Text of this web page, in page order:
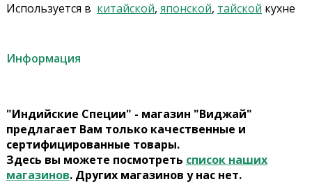
Используется в китайской, японской, тайской кухне
Информация
"Индийские Специи" - магазин "Виджай"
предлагает Вам только качественные и
сертифицированные товары.
Здесь вы можете посмотреть список наших
магазинов. Других магазинов у нас нет.